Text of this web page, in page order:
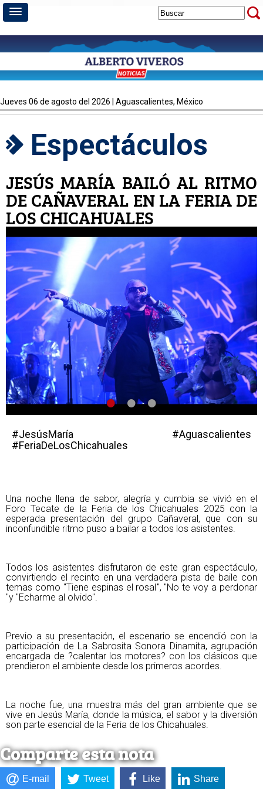
jueves 06 de agosto del 2026 | Aguascalientes, México
Espectáculos
JESÚS MARÍA BAILÓ AL RITMO
DE CAÑAVERAL EN LA FERIA DE
LOS CHICAHUALES
• • •
#JesúsMaría #Aguascalientes
#FeriaDeLosChicahuales
Una noche llena de sabor, alegría y cumbia se vivió en el
Foro Tecate de la Feria de los Chicahuales 2025 con la
esperada presentación del grupo Cañaveral, que con su
inconfundible ritmo puso a bailar a todos los asistentes.
Todos los asistentes disfrutaron de este gran espectáculo,
convirtiendo el recinto en una verdadera pista de baile con
temas como "Tiene espinas el rosal", "No te voy a perdonar
"y "Echarme al olvido".
Previo a su presentación, el escenario se encendió con la
participación de La Sabrosita Sonora Dinamita, agrupación
encargada de ?calentar los motores? con los clásicos que
prendieron el ambiente desde los primeros acordes.
La noche fue, una muestra más del gran ambiente que se
vive en Jesús María, donde la música, el sabor y la diversión
son parte esencial de la Feria de los Chicahuales.
Comparte esta nota
E-mail Tweet Like Share